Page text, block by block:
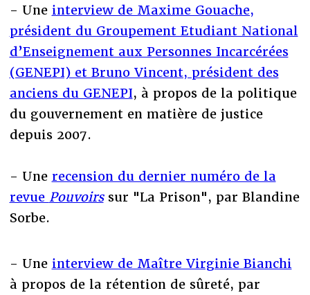
- Une interview de Maxime Gouache,
président du Groupement Etudiant National
d’Enseignement aux Personnes Incarcérées
(GENEPI) et Bruno Vincent, président des
anciens du GENEPI, à propos de la politique
du gouvernement en matière de justice
depuis 2007.
- Une recension du dernier numéro de la
revue Pouvoirssur "La Prison", par Blandine
Sorbe.
- Une interview de Maître Virginie Bianchi
à propos de la rétention de sûreté, par